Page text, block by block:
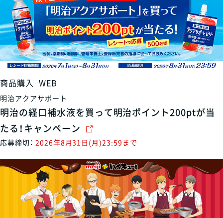
商品購入 WEB
明治アクアサポート
明治の経口補水液を買って明治ポイント200ptが当
たる！キャンペーン
応募締切： 2026年8月31日(月)23:59まで